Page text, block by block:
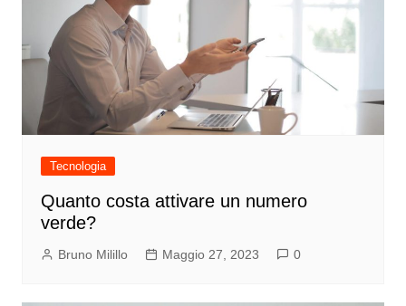
Tecnologia
Quanto costa attivare un numero
verde?
Bruno Milillo Maggio 27, 2023 0